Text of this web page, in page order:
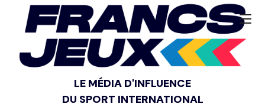
LE MÉDIA D'INFLUENCE
DU SPORT INTERNATIONAL